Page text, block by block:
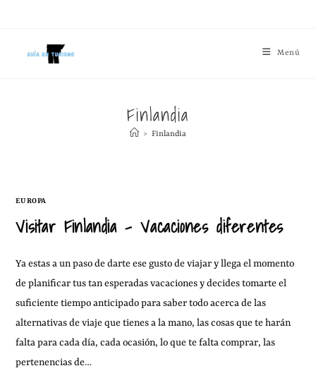
Menú
Finlandia
> Finlandia
EUROPA
Visitar Finlandia – Vacaciones diferentes
Ya estas a un paso de darte ese gusto de viajar y llega el momento
de planificar tus tan esperadas vacaciones y decides tomarte el
suficiente tiempo anticipado para saber todo acerca de las
alternativas de viaje que tienes a la mano, las cosas que te harán
falta para cada día, cada ocasión, lo que te falta comprar, las
pertenencias de…